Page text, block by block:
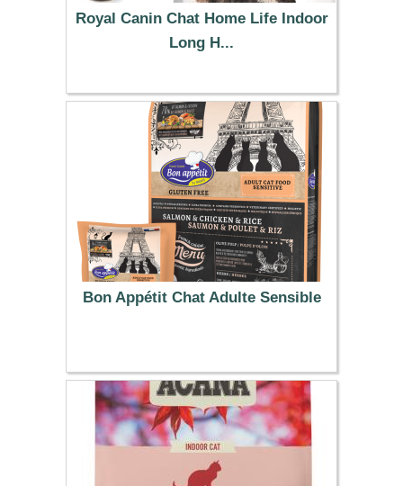
Royal Canin Chat Home Life Indoor
Long H...
33.99 €
Bon Appétit Chat Adulte Sensible
5.50 €